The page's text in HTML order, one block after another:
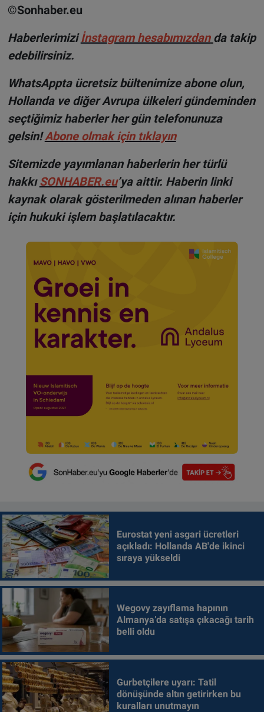
©Sonhaber.eu
Haberlerimizi İnstagram hesabımızdan da takip
edebilirsiniz.
WhatsAppta ücretsiz bültenimize abone olun,
Hollanda ve diğer Avrupa ülkeleri gündeminden
seçtiğimiz haberler her gün telefonunuza
gelsin! Abone olmak için tıklayın
Sitemizde yayımlanan haberlerin her türlü
hakkıSONHABER.eu’ya aittir. Haberin linki
kaynak olarak gösterilmeden alınan haberler
için hukuki işlem başlatılacaktır.
Eurostat yeni asgari ücretleri
açıkladı: Hollanda AB'de ikinci
sıraya yükseldi
Wegovy zayıflama hapının
Almanya’da satışa çıkacağı tarih
belli oldu
Gurbetçilere uyarı: Tatil
dönüşünde altın getirirken bu
kuralları unutmayın